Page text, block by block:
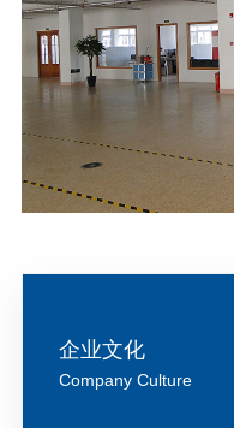
企业文化
Company Culture